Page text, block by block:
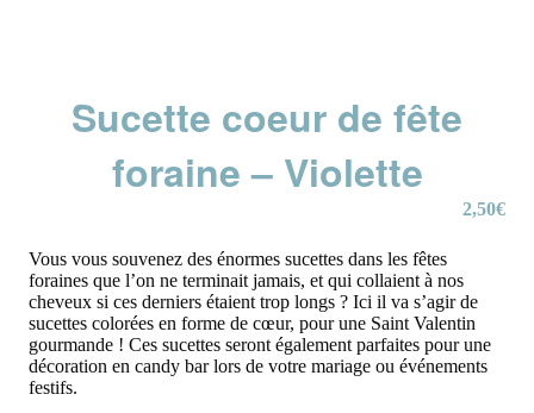
Sucette coeur de fête
foraine – Violette
2,50€
Vous vous souvenez des énormes sucettes dans les fêtes
foraines que l’on ne terminait jamais, et qui collaient à nos
cheveux si ces derniers étaient trop longs ? Ici il va s’agir de
sucettes colorées en forme de cœur, pour une Saint Valentin
gourmande ! Ces sucettes seront également parfaites pour une
décoration en candy bar lors de votre mariage ou événements
festifs.